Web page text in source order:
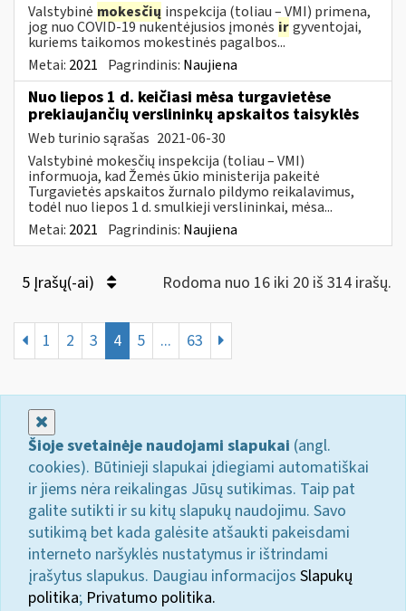
Valstybinė mokesčių inspekcija (toliau – VMI) primena,
jog nuo COVID-19 nukentėjusios įmonės irgyventojai,
kuriems taikomos mokestinės pagalbos...
Metai: 2021 Pagrindinis: Naujiena
Nuo liepos 1 d. keičiasi mėsa turgavietėse
prekiaujančių verslininkų apskaitos taisyklės
Web turinio sąrašas 2021-06-30
Valstybinė mokesčių inspekcija (toliau – VMI)
informuoja, kad Žemės ūkio ministerija pakeitė
Turgavietės apskaitos žurnalo pildymo reikalavimus,
todėl nuo liepos 1 d. smulkieji verslininkai, mėsa...
Metai: 2021 Pagrindinis: Naujiena
5 Įrašų(-ai) Rodoma nuo 16 iki 20 iš 314 irašų.
1 2 3 4 5 ... 63
Šioje svetainėje naudojami slapukai (angl.
cookies). Būtinieji slapukai įdiegiami automatiškai
ir jiems nėra reikalingas Jūsų sutikimas. Taip pat
galite sutikti ir su kitų slapukų naudojimu. Savo
sutikimą bet kada galėsite atšaukti pakeisdami
interneto naršyklės nustatymus ir ištrindami
įrašytus slapukus. Daugiau informacijos Slapukų
politika; Privatumo politika.